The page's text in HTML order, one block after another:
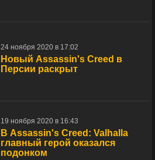
24 ноября 2020 в 17:02
Новый Assassin's Creed в
Персии раскрыт
19 ноября 2020 в 16:43
В Assassin's Creed: Valhalla
главный герой оказался
подонком